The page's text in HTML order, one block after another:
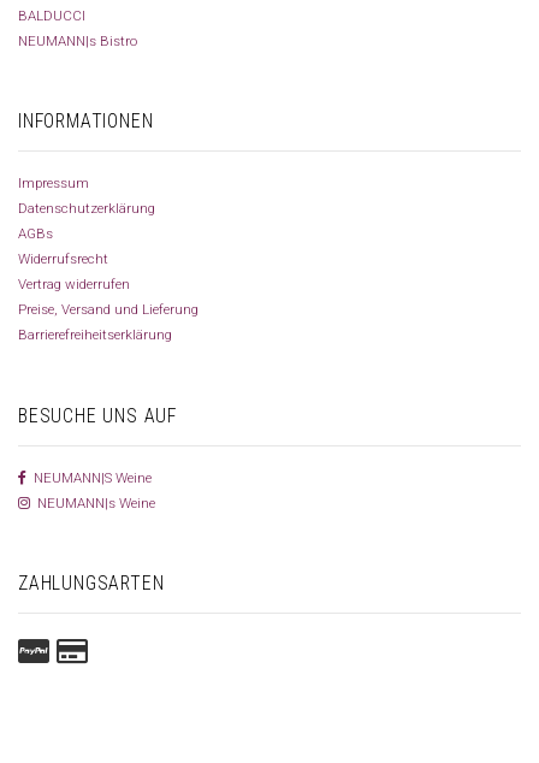
BALDUCCI
NEUMANN|s Bistro
INFORMATIONEN
Impressum
Datenschutzerklärung
AGBs
Widerrufsrecht
Vertrag widerrufen
Preise, Versand und Lieferung
Barrierefreiheitserklärung
BESUCHE UNS AUF
NEUMANN|S Weine
NEUMANN|s Weine
ZAHLUNGSARTEN